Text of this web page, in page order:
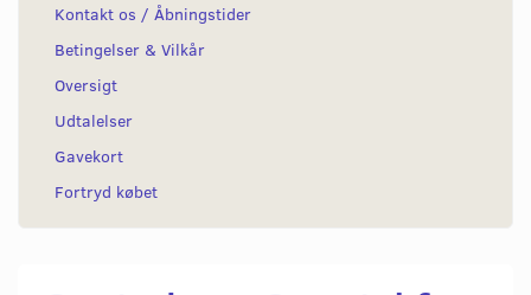
Kontakt os / Åbningstider
Betingelser & Vilkår
Oversigt
Udtalelser
Gavekort
Fortryd købet